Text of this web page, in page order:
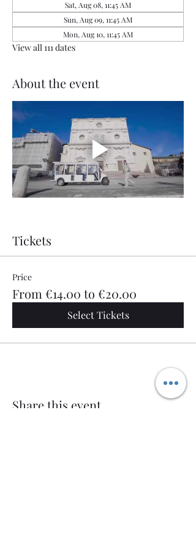
Sat, Aug 08, 11:45 AM
Sun, Aug 09, 11:45 AM
Mon, Aug 10, 11:45 AM
View all 111 dates
About the event
Tickets
Price
From €14.00 to €20.00
Select Tickets
Share this event